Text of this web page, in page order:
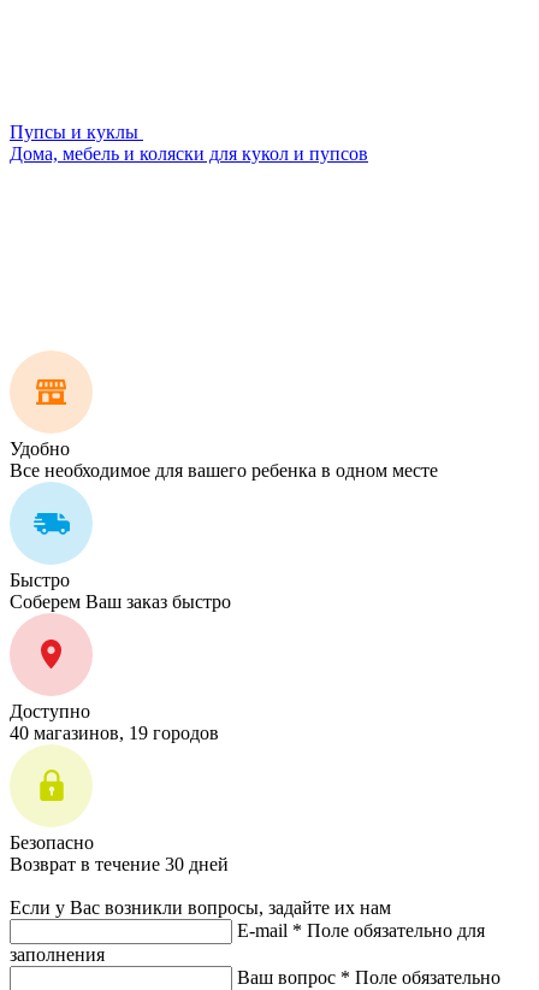
Пупсы и куклы
Дома, мебель и коляски для кукол и пупсов
Удобно
Все необходимое для вашего ребенка в одном месте
Быстро
Соберем Ваш заказ быстро
Доступно
40 магазинов, 19 городов
Безопасно
Возврат в течение 30 дней
Если у Вас возникли вопросы, задайте их нам
E-mail * Поле обязательно для
заполнения
Ваш вопрос * Поле обязательно